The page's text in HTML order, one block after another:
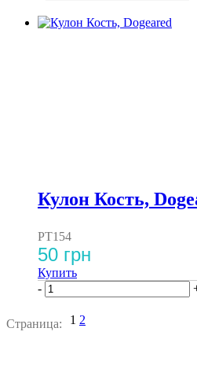
Кулон Кость,
PT154
50 грн
Купить
-
Страница: 1 2